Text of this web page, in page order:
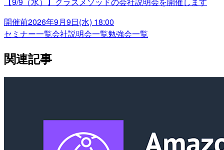
開催前2026年9月9日(水) 18:00
セミナー一覧会社説明会一覧勉強会一覧
関連記事